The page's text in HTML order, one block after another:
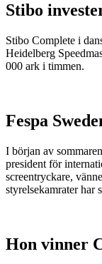
Stibo
Stibo Complete i
Heidelberg
000 ark i timmen.
Fespa
I början av
president för
screentryckare,
styrelsekamrater har
Hon vinner